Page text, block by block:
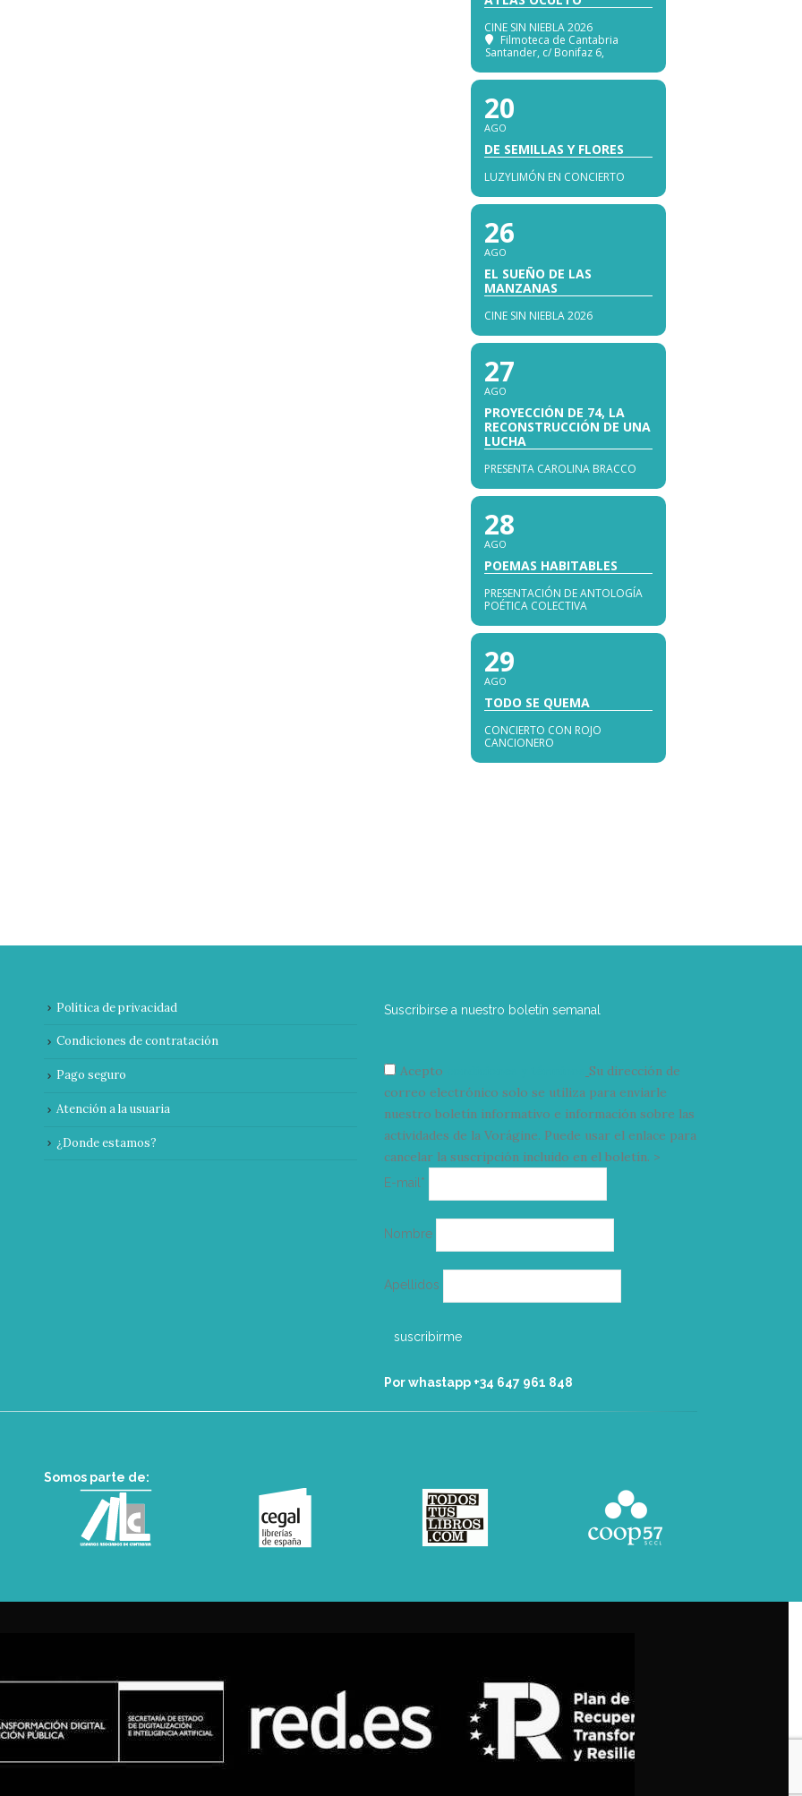
CINE SIN NIEBLA 2026
Filmoteca de Cantabria
Santander, c/ Bonifaz 6,
20
AGO
DE SEMILLAS Y FLORES
LUZYLIMÓN EN CONCIERTO
26
AGO
EL SUEÑO DE LAS
MANZANAS
CINE SIN NIEBLA 2026
27
AGO
PROYECCIÓN DE 74, LA
RECONSTRUCCIÓN DE UNA
LUCHA
PRESENTA CAROLINA BRACCO
28
AGO
POEMAS HABITABLES
PRESENTACIÓN DE ANTOLOGÍA
POÉTICA COLECTIVA
29
AGO
TODO SE QUEMA
CONCIERTO CON ROJO
CANCIONERO
Política de privacidad
Condiciones de contratación
Pago seguro
Atención a la usuaria
¿Donde estamos?
Suscribirse a nuestro boletín semanal
Acepto
Su dirección de
correo electrónico solo se utiliza para enviarle
nuestro boletín informativo e información sobre las
actividades de la Vorágine. Puede usar el enlace para
cancelar la suscripción incluido en el boletín. >
E-mail*
electrónico
Nombre
Apellidos
Por whastapp +34 ‭647 961 848‬
Somos parte de: